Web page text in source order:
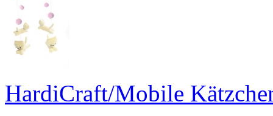
HardiCraft/Mobile